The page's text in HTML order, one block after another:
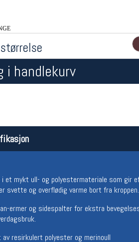
i handlekurv
et mykt ull- og polyestermateriale som gir
svette og overflødig varme bort fra kroppen.
ermer og sidespalter for ekstra
av resirkulert polyester og merinoull
Man-Fredag:
11-